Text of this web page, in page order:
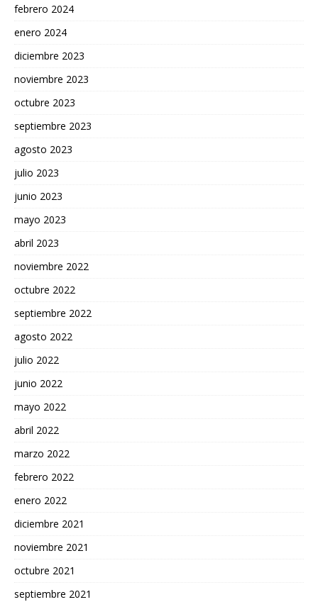
febrero 2024
enero 2024
diciembre 2023
noviembre 2023
octubre 2023
septiembre 2023
agosto 2023
julio 2023
junio 2023
mayo 2023
abril 2023
noviembre 2022
octubre 2022
septiembre 2022
agosto 2022
julio 2022
junio 2022
mayo 2022
abril 2022
marzo 2022
febrero 2022
enero 2022
diciembre 2021
noviembre 2021
octubre 2021
septiembre 2021